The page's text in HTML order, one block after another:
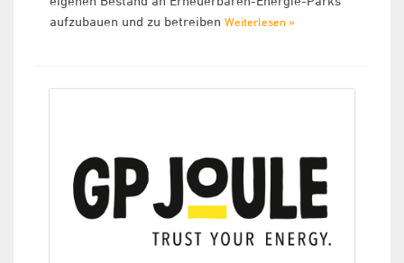
aufzubauen und zu betreiben Weiterlesen »